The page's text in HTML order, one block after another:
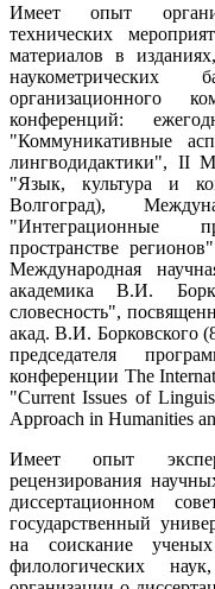
Имеет опыт
технических
материалов в
организационного
конференций:
"Коммуникативные
лингводидактики", II
"Язык, культура и
Волгоград),
"Интеграционные
пространстве
Международная
академика В.И.
словесность",
акад. В.И. Борковского
председателя
конференции The
"Current Issues of
Approach in Humanities
Имеет опыт
рецензирования
диссертационном
государственный
на соискание
филологических